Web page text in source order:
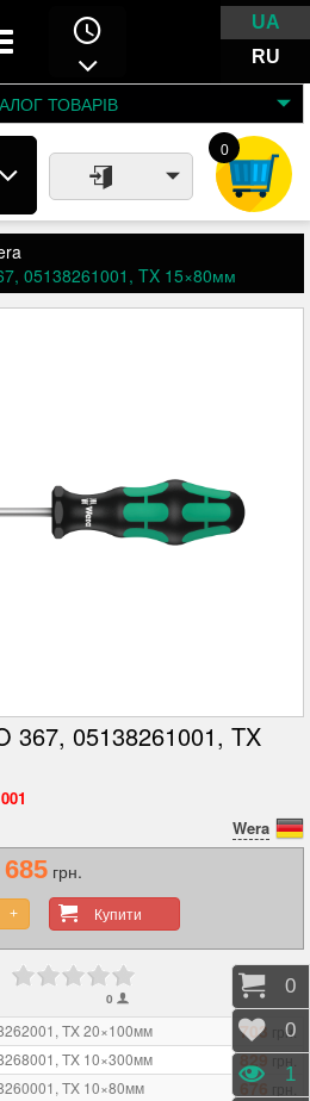
UA
RU
ТОВАРІВ
0
05138261001, TX 15×80мм
367, 05138261001, TX
Wera
685грн.
Купити
+
0
TX 20×100мм 703
грн.
TX 10×300мм
829грн.
TX 10×80мм
676
0
0
1